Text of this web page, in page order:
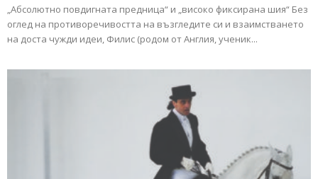
„Абсолютно повдигната предница“ и „високо фиксирана шия“ Без
оглед на противоречивостта на възгледите си и взаимстването
на доста чужди идеи, Филис (родом от Англия, ученик...